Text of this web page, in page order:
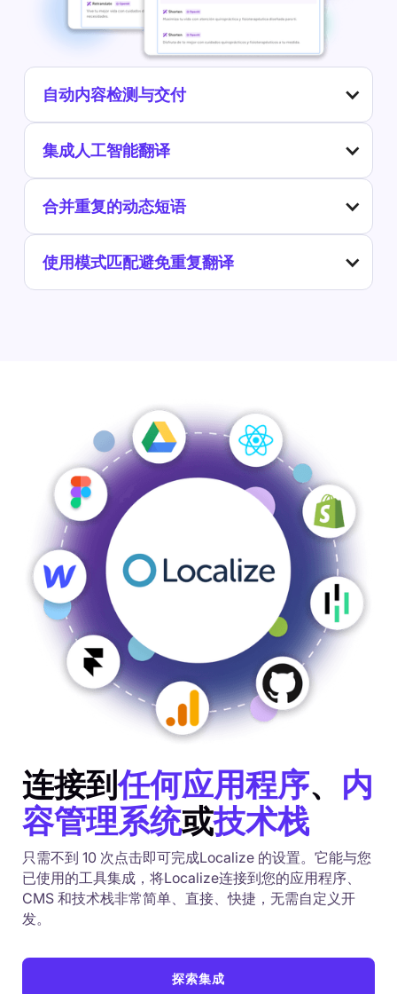
自动内容检测与交付
集成人工智能翻译
合并重复的动态短语
使用模式匹配避免重复翻译
连接到任何应用程序、 内
容管理系统或技术栈
只需不到 10 次点击即可完成Localize 的设置。它能与您
已使用的工具集成，将Localize连接到您的应用程序、
CMS 和技术栈非常简单、直接、快捷，无需自定义开
发。
探索集成